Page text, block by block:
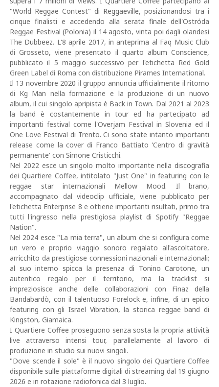
"World Reggae Contest" di Reggaeville, posizionandosi tra i
cinque finalisti e accedendo alla serata finale dell'Ostróda
Reggae Festival (Polonia) il 14 agosto, vinta poi dagli olandesi
The Dubbeez. L'8 aprile 2017, in anteprima al Faq Music Club
di Grosseto, viene presentato il quarto album Conscience,
pubblicato il 5 maggio successivo per l'etichetta Red Gold
Green Label di Roma con distribuzione Pirames International.
Il 13 novembre 2020 il gruppo annuncia ufficialmente il ritorno
di Kg Man nella formazione e la produzione di un nuovo
album, il cui singolo apripista è Back in Town. Dal 2021 al 2023
la band è costantemente in tour ed ha partecipato ad
importanti festival come l'Overjam Festival in Slovenia ed il
One Love Festival di Trento. Ci sono state intanto importanti
release come la cover di Franco Battiato 'Centro di gravità
permanente' con Simone Cristicchi.
Nel 2022 esce un singolo molto importante nella discografia
dei Quartiere Coffee, intitolato "Just One" in featuring con le
reggae star internazionali Mellow Mood. Il brano,
accompagnato dal videoclip ufficiale, viene pubblicato per
l'etichetta Enterprise 8 e ottiene importanti risultati, primo tra
tutti l'ingresso nella prestigiosa playlist di Spotify "Reggae
Nation".
Nel 2024 esce "La mia terra", un album che si configura come
un vero e proprio viaggio sonoro regalato all'ascoltatore,
arricchito da prestigiose connessioni nazionali e internazionali;
al suo interno spicca la presenza di Tonino Carotone, un
autentico regalo per il territorio, ma la tracklist si
impreziosisce anche delle collaborazioni con Finaz della
Bandabardò, con il talentuoso Forelock e, infine, di un epico
featuring con gli Israel Vibration, la storica reggae band di
Kingston, Giamaica.
I Quartiere Coffee proseguono senza sosta la propria attività
live attraverso intensi tour, parallelamente al lavoro di
produzione in studio sui nuovi singoli.
"Dove scende il sole" è il nuovo singolo dei Quartiere Coffee
disponibile sulle piattaforme digitali di streaming dal 19 giugno
2026 e in rotazione radiofonica dal 3 luglio.